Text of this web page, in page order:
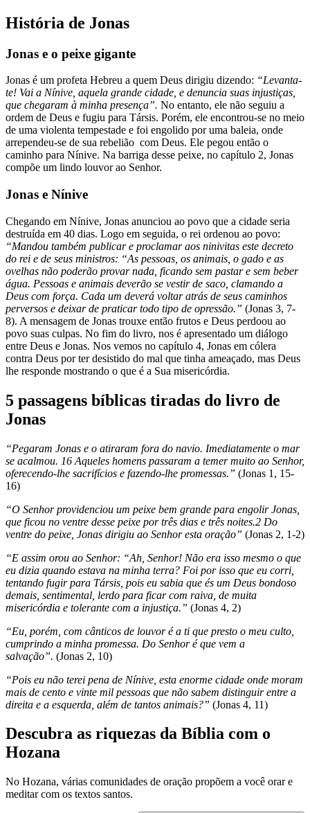
História de Jonas
Jonas e o peixe gigante
Jonas é um profeta Hebreu a quem Deus dirigiu dizendo: “Levanta-
te! Vai a Nínive, aquela grande cidade, e denuncia suas injustiças,
que chegaram à minha presença”. No entanto, ele não seguiu a
ordem de Deus e fugiu para Társis. Porém, ele encontrou-se no meio
de uma violenta tempestade e foi engolido por uma baleia, onde
arrependeu-se de sua rebelião com Deus. Ele pegou então o
caminho para Nínive. Na barriga desse peixe, no capítulo 2, Jonas
compõe um lindo louvor ao Senhor.
Jonas e Nínive
Chegando em Nínive, Jonas anunciou ao povo que a cidade seria
destruída em 40 dias. Logo em seguida, o rei ordenou ao povo:
“Mandou também publicar e proclamar aos ninivitas este decreto
do rei e de seus ministros: “As pessoas, os animais, o gado e as
ovelhas não poderão provar nada, ficando sem pastar e sem beber
água. Pessoas e animais deverão se vestir de saco, clamando a
Deus com força. Cada um deverá voltar atrás de seus caminhos
perversos e deixar de praticar todo tipo de opressão.” (Jonas 3, 7-
8). A mensagem de Jonas trouxe então frutos e Deus perdoou ao
povo suas culpas. No fim do livro, nos é apresentado um diálogo
entre Deus e Jonas. Nos vemos no capítulo 4, Jonas em cólera
contra Deus por ter desistido do mal que tinha ameaçado, mas Deus
lhe responde mostrando o que é a Sua misericórdia.
5 passagens bíblicas tiradas do livro de
Jonas
“Pegaram Jonas e o atiraram fora do navio. Imediatamente o mar
se acalmou. 16 Aqueles homens passaram a temer muito ao Senhor,
oferecendo-lhe sacrifícios e fazendo-lhe promessas.” (Jonas 1, 15-
16)
“O Senhor providenciou um peixe bem grande para engolir Jonas,
que ficou no ventre desse peixe por três dias e três noites.2 Do
ventre do peixe, Jonas dirigiu ao Senhor esta oração” (Jonas 2, 1-2)
“E assim orou ao Senhor: “Ah, Senhor! Não era isso mesmo o que
eu dizia quando estava na minha terra? Foi por isso que eu corri,
tentando fugir para Társis, pois eu sabia que és um Deus bondoso
demais, sentimental, lerdo para ficar com raiva, de muita
misericórdia e tolerante com a injustiça.” (Jonas 4, 2)
“Eu, porém, com cânticos de louvor é a ti que presto o meu culto,
cumprindo a minha promessa. Do Senhor é que vem a
salvação”. (Jonas 2, 10)
“Pois eu não terei pena de Nínive, esta enorme cidade onde moram
mais de cento e vinte mil pessoas que não sabem distinguir entre a
direita e a esquerda, além de tantos animais?” (Jonas 4, 11)
Descubra as riquezas da Bíblia com o
Hozana
No Hozana, várias comunidades de oração propõem a você orar e
meditar com os textos santos.